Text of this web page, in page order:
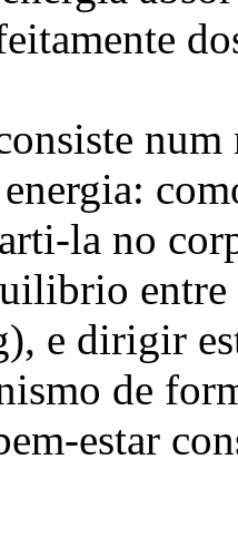
la no
e dirigir
de
estar